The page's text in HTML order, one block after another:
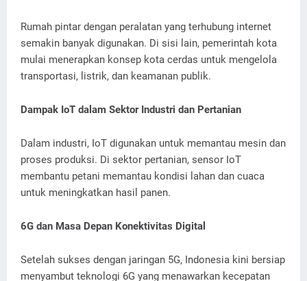
Rumah pintar dengan peralatan yang terhubung internet
semakin banyak digunakan. Di sisi lain, pemerintah kota
mulai menerapkan konsep kota cerdas untuk mengelola
transportasi, listrik, dan keamanan publik.
Dampak IoT dalam Sektor Industri dan Pertanian
Dalam industri, IoT digunakan untuk memantau mesin dan
proses produksi. Di sektor pertanian, sensor IoT
membantu petani memantau kondisi lahan dan cuaca
untuk meningkatkan hasil panen.
6G dan Masa Depan Konektivitas Digital
Setelah sukses dengan jaringan 5G, Indonesia kini bersiap
menyambut teknologi 6G yang menawarkan kecepatan